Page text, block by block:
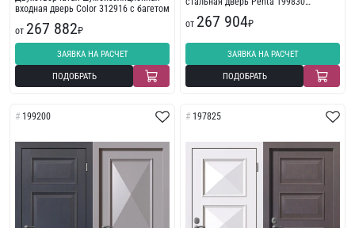
входная дверь Color 312916 с багетом
от 267 882₽
ЗАЯВКА НА РАСЧЕТ
ПОДОБРАТЬ
от 267 904₽
ЗАЯВКА НА РАСЧЕТ
ПОДОБРАТЬ
199200 197825